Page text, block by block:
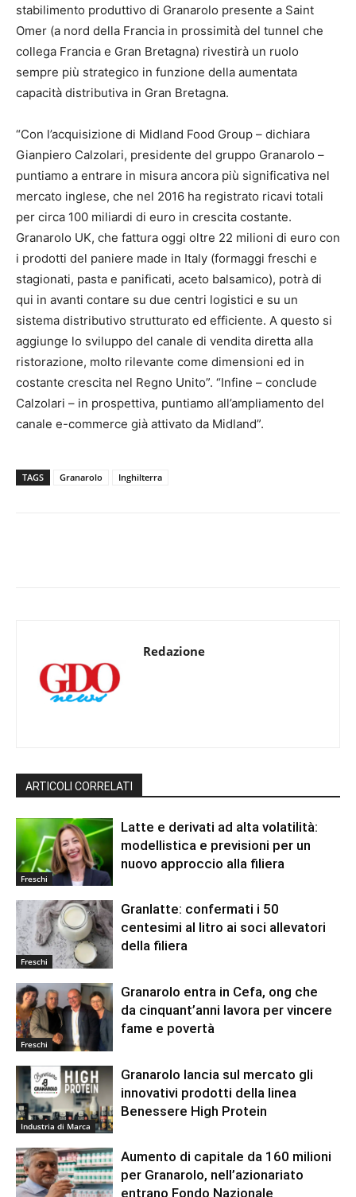
stabilimento produttivo di Granarolo presente a Saint
Omer (a nord della Francia in prossimità del tunnel che
collega Francia e Gran Bretagna) rivestirà un ruolo
sempre più strategico in funzione della aumentata
capacità distributiva in Gran Bretagna.
“Con l’acquisizione di Midland Food Group – dichiara
Gianpiero Calzolari, presidente del gruppo Granarolo –
puntiamo a entrare in misura ancora più significativa nel
mercato inglese, che nel 2016 ha registrato ricavi totali
per circa 100 miliardi di euro in crescita costante.
Granarolo UK, che fattura oggi oltre 22 milioni di euro con
i prodotti del paniere made in Italy (formaggi freschi e
stagionati, pasta e panificati, aceto balsamico), potrà di
qui in avanti contare su due centri logistici e su un
sistema distributivo strutturato ed efficiente. A questo si
aggiunge lo sviluppo del canale di vendita diretta alla
ristorazione, molto rilevante come dimensioni ed in
costante crescita nel Regno Unito”. “Infine – conclude
Calzolari – in prospettiva, puntiamo all’ampliamento del
canale e-commerce già attivato da Midland”.
TAGS Granarolo Inghilterra
Redazione
ARTICOLI CORRELATI
Freschi
Latte e derivati ad alta volatilità:
modellistica e previsioni per un
nuovo approccio alla filiera
Freschi
Granlatte: confermati i 50
centesimi al litro ai soci allevatori
della filiera
Freschi
Granarolo entra in Cefa, ong che
da cinquant’anni lavora per vincere
fame e povertà
Industria di Marca
Granarolo lancia sul mercato gli
innovativi prodotti della linea
Benessere High Protein
Aumento di capitale da 160 milioni
per Granarolo, nell’azionariato
entrano Fondo Nazionale